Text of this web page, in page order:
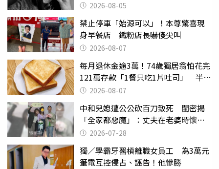
2026-08-05
禁止停車「始源可以」！本尊驚喜現
身早餐店 鐵粉店長嚇傻尖叫
2026-08-07
每月退休金逾3萬！74歲獨居翁怕花完
121萬存款「1餐只吃1片吐司」 半年
後暴瘦嚇壞女兒
2026-08-07
中和兒媳遭公公砍百刀致死 閨密揭
「全家都惡魔」：丈夫在老婆時懷孕
摔東西
2026-07-28
獨／學霸牙醫槓離職女員工 為3萬元
筆電互控侵占、誣告！他慘勝